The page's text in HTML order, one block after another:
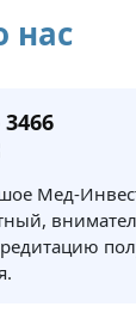
нас
Мед-